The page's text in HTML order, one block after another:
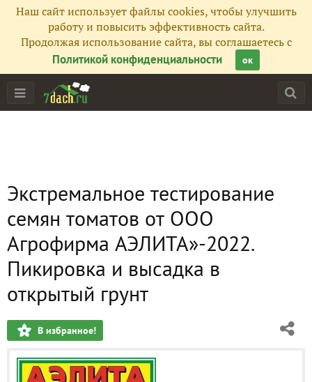
Наш сайт использует файлы cookies, чтобы улучшить
работу и повысить эффективность сайта.
Продолжая использование сайта, вы соглашаетесь с
Политикой конфиденциальности
ок
Экстремальное тестирование
семян томатов от ООО
Агрофирма АЭЛИТА»-2022.
Пикировка и высадка в
открытый грунт
В избранное!